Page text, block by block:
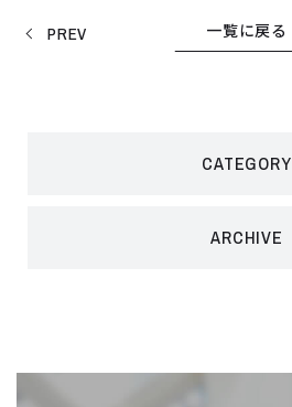
PREV 一覧に戻る
CATEGORY
ARCHIVE